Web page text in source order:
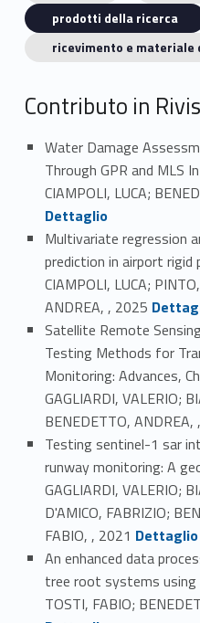
prodotti della ricerca
ricevimento e materiale
Contributo in
Water Damage
Through GPR and MLS
CIAMPOLI, LUCA;
Dettaglio
Multivariate regression
prediction in airport rigid
CIAMPOLI, LUCA;
ANDREA, , 2025Link identifier #identifier_person_145985-2
Satellite Remote
Testing Methods for
Monitoring: Advances,
GAGLIARDI, VALERIO;
BENEDETTO, ANDREA,
Testing sentinel-1 sar
runway monitoring: A
GAGLIARDI, VALERIO;
D'AMICO, FABRIZIO;
FABIO, , 2021 Link identifier #identifier_person_9379-4Dettaglio
An enhanced data
tree root systems using
TOSTI, FABIO;